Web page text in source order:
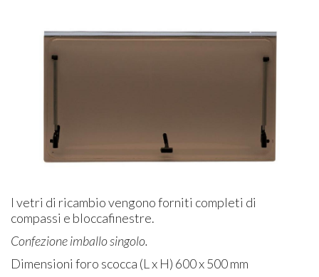
I vetri di ricambio vengono forniti completi di
compassi e bloccafinestre.
Confezione imballo singolo.
Dimensioni foro scocca (L x H) 600 x 500 mm